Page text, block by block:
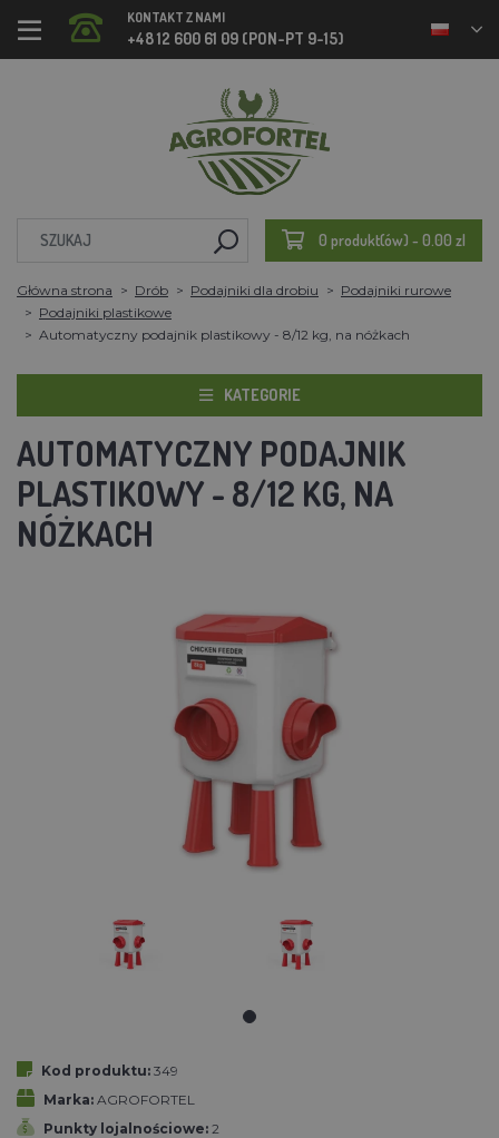
KONTAKT Z NAMI
+48 12 600 61 09 (PON-PT 9-15)
0 produkt(ów) - 0.00 zl
Główna strona Drób Podajniki dla drobiu
Podajniki rurowe
Podajniki plastikowe
Automatyczny podajnik plastikowy - 8/12 kg, na nóżkach
KATEGORIE
AUTOMATYCZNY PODAJNIK
PLASTIKOWY - 8/12 KG, NA
NÓŻKACH
Kod produktu: 349
Marka: AGROFORTEL
Punkty lojalnościowe: 2